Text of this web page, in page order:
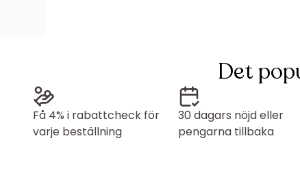
Det
Få 4% i rabattcheck för
varje beställning
30 dagars nöjd eller
pengarna tillbaka